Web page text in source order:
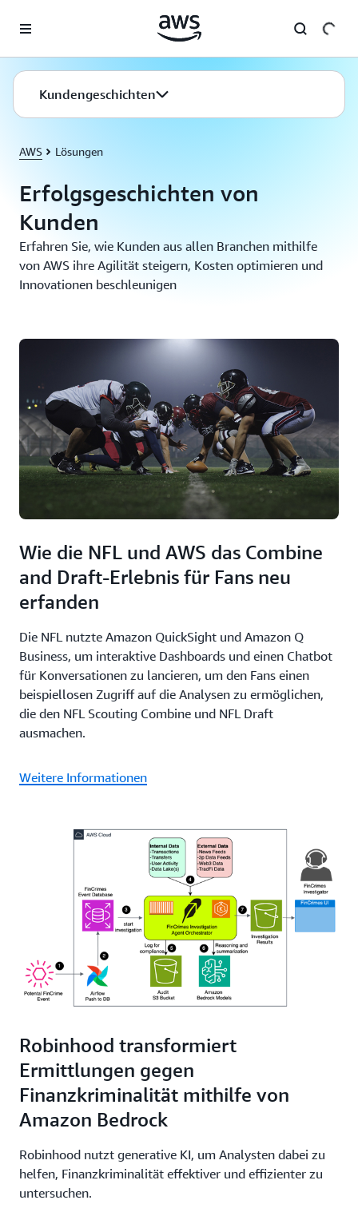
Überspringen zum Hauptinhalt
AWS Lösungen
Erfolgsgeschichten von
Kunden
Erfahren Sie, wie Kunden aus allen Branchen mithilfe
von AWS ihre Agilität steigern, Kosten optimieren und
Innovationen beschleunigen
Kundengeschichten
Wie die NFL und AWS das Combine
and Draft-Erlebnis für Fans neu
erfanden
Die NFL nutzte Amazon QuickSight und Amazon Q
Business, um interaktive Dashboards und einen Chatbot
für Konversationen zu lancieren, um den Fans einen
beispiellosen Zugriff auf die Analysen zu ermöglichen,
die den NFL Scouting Combine und NFL Draft
ausmachen.
Weitere Informationen
Robinhood transformiert
Ermittlungen gegen
Finanzkriminalität mithilfe von
Amazon Bedrock
Robinhood nutzt generative KI, um Analysten dabei zu
helfen, Finanzkriminalität effektiver und effizienter zu
untersuchen.